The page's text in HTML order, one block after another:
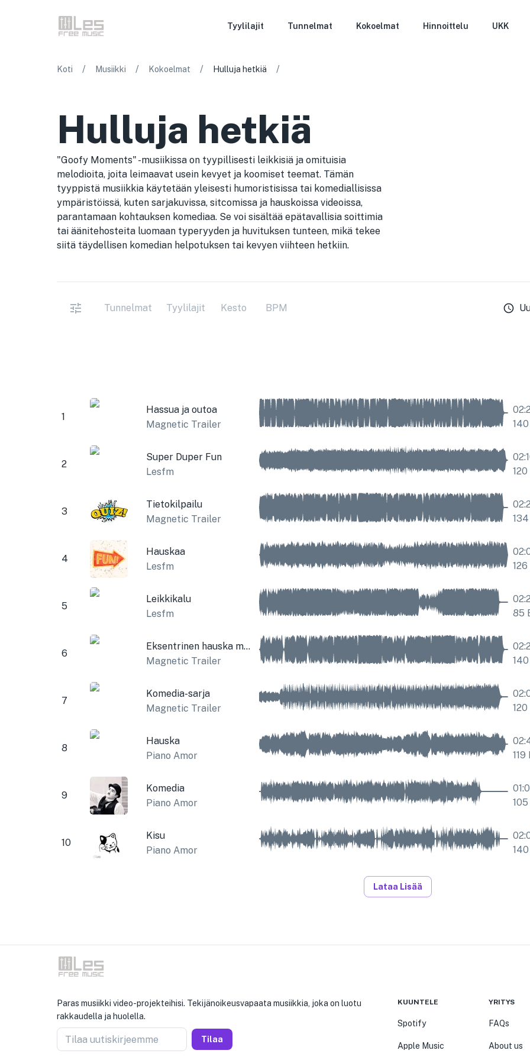
Tyylilajit Tunnelmat Kokoelmat Hinnoittelu UKK
Koti / Musiikki / Kokoelmat / Hulluja hetkiä /
Hulluja hetkiä
"Goofy Moments" -musiikissa on tyypillisesti leikkisiä ja omituisia
melodioita, joita leimaavat usein kevyet ja koomiset teemat. Tämän
tyyppistä musiikkia käytetään yleisesti humoristisissa tai komediallisissa
ympäristöissä, kuten sarjakuvissa, sitcomissa ja hauskoissa videoissa,
parantamaan kohtauksen komediaa. Se voi sisältää epätavallisia soittimia
tai äänitehosteita luomaan typeryyden ja huvituksen tunteen, mikä tekee
siitä täydellisen komedian helpotuksen tai kevyen viihteen hetkiin.
Tunnelmat Tyylilajit Kesto BPM
1
Hassua ja outoa
Magnetic Trailer
140
2
Super Duper Fun
Lesfm
120
3
Tietokilpailu
Magnetic Trailer
134
4
Hauskaa
Lesfm
126
5
Leikkikalu
Lesfm
85
6
Eksentrinen hauska musiikki
Magnetic Trailer
140
7
Komedia-sarja
Magnetic Trailer
120
8
Hauska
Piano Amor
119
9
Komedia
Piano Amor
105
10
Kisu
Piano Amor
140
Lataa Lisää
Paras musiikki video-projekteihisi. Tekijänoikeusvapaata musiikkia, joka on luotu
rakkaudella ja huolella.
Tilaa uutiskirjeemme Tilaa
KUUNTELE
Spotify
Apple Music
YRITYS
FAQs
About us